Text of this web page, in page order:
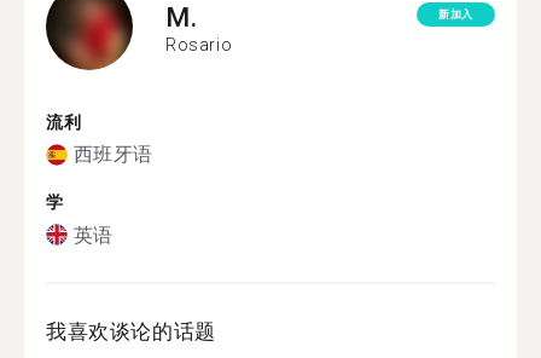
M.
Rosario
新加入
流利
西班牙语
学
英语
我喜欢谈论的话题